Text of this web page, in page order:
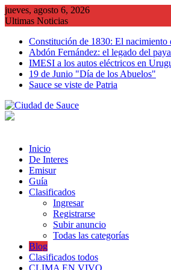
Saltar
al
jueves, agosto 6, 2026
Ultimas Noticias
Constitución de 1830: El nacimiento
Abdón Fernández: el legado del
IMESI a los autos eléctricos en
19 de Junio "Día de los Abuelos"
Sauce se viste de Patria
Inicio
De Interes
Emisur
Guía
Clasificados
Ingresar
Registrarse
Subir anuncio
Todas las categorías
Blog
Clasificados todos
CLIMA EN VIVO